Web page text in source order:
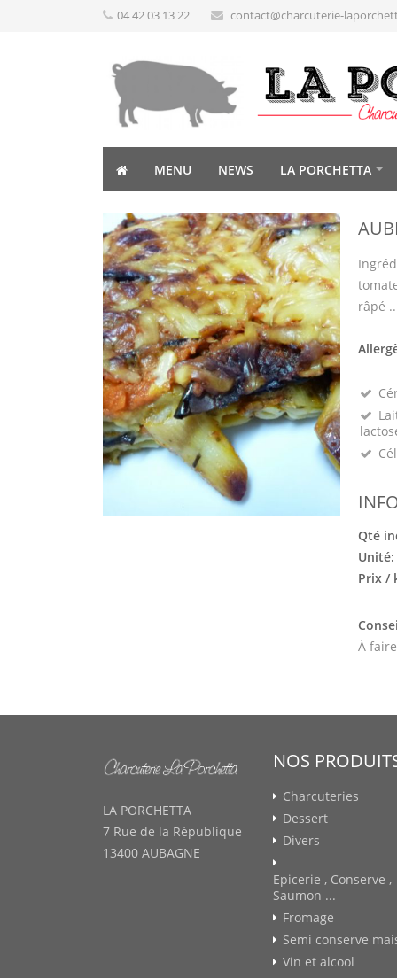
04 42 03 13 22 contact@charcuterie-
MENU NEWS LA PORCHETTA
râpé
Qté
Unité:
Prix /
À
LA PORCHETTA
7 Rue de la République
13400 AUBAGNE
NOS
Charcuteries
Dessert
Divers
Epicerie , Conserve ,
Saumon ...
Fromage
Semi conserve
Vin et alcool